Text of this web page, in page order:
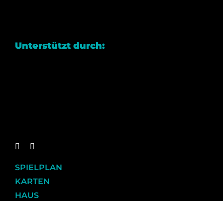
Unterstützt durch:
SPIELPLAN
KARTEN
HAUS